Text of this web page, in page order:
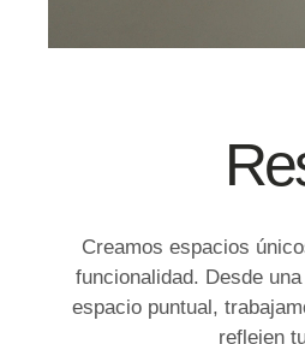
Creamos espacios
funcionalidad. Desde
espacio puntual,
reflejen